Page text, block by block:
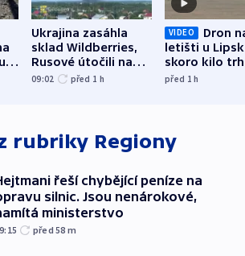
Ukrajina zasáhla
sklad Wildberries,
Rusové útočili na
trh, hasiče či
09:02 před 1 h
VIDEO
Dron
letišti u
skoro kilo
indicie
před 1h
rubriky Regiony
řeší chybějící peníze na
silnic. Jsou nenárokové,
ministerstvo
před 58 m